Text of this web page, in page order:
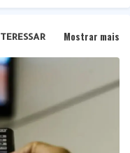
Mostrar mais